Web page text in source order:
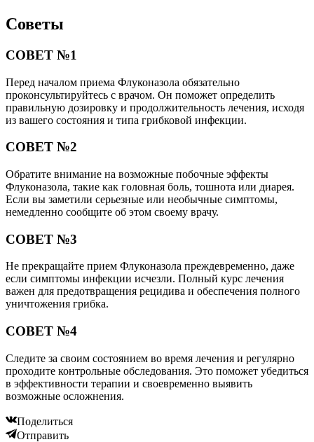
Советы
СОВЕТ №1
Перед началом приема Флуконазола обязательно
проконсультируйтесь с врачом. Он поможет определить
правильную дозировку и продолжительность лечения, исходя
из вашего состояния и типа грибковой инфекции.
СОВЕТ №2
Обратите внимание на возможные побочные эффекты
Флуконазола, такие как головная боль, тошнота или диарея.
Если вы заметили серьезные или необычные симптомы,
немедленно сообщите об этом своему врачу.
СОВЕТ №3
Не прекращайте прием Флуконазола преждевременно, даже
если симптомы инфекции исчезли. Полный курс лечения
важен для предотвращения рецидива и обеспечения полного
уничтожения грибка.
СОВЕТ №4
Следите за своим состоянием во время лечения и регулярно
проходите контрольные обследования. Это поможет убедиться
в эффективности терапии и своевременно выявить
возможные осложнения.
Поделиться
Отправить